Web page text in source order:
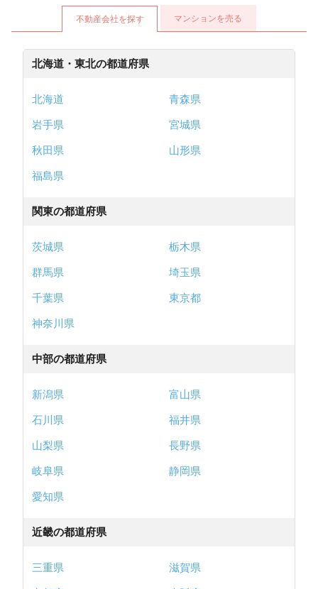
不動産会社を探す マンションを売る
北海道・東北の都道府県
北海道
青森県
岩手県
宮城県
秋田県
山形県
福島県
関東の都道府県
茨城県
栃木県
群馬県
埼玉県
千葉県
東京都
神奈川県
中部の都道府県
新潟県
富山県
石川県
福井県
山梨県
長野県
岐阜県
静岡県
愛知県
近畿の都道府県
三重県
滋賀県